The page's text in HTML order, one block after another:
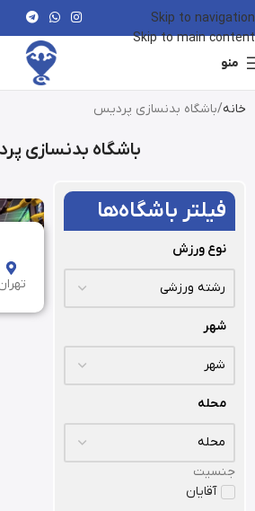
Skip to navigation
Skip to main content
منو
خانه باشگاه بدنسازی پردیس
باشگاه بدنسازی
فیلتر باشگاه‌ها
نوع ورزش
شهر
محله
جنسیت
آقایان